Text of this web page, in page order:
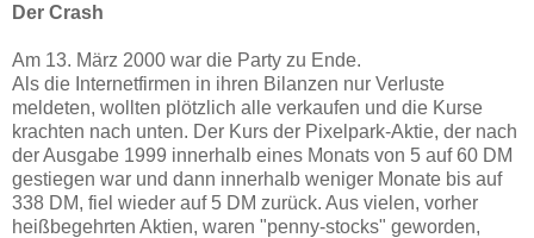
Der Crash
Am 13. März 2000 war die Party zu Ende.
Als die Internetfirmen in ihren Bilanzen nur Verluste
meldeten, wollten plötzlich alle verkaufen und die Kurse
krachten nach unten. Der Kurs der Pixelpark-Aktie, der nach
der Ausgabe 1999 innerhalb eines Monats von 5 auf 60 DM
gestiegen war und dann innerhalb weniger Monate bis auf
338 DM, fiel wieder auf 5 DM zurück. Aus vielen, vorher
heißbegehrten Aktien, waren "penny-stocks" geworden,